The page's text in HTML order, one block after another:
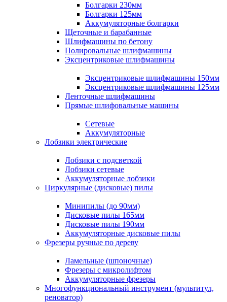
Болгарки 230мм
Болгарки 125мм
Аккумуляторные болгарки
Щеточные и барабанные
Шлифмашины по бетону
Полировальные шлифмашины
Эксцентриковые шлифмашины
Эксцентриковые шлифмашины 150мм
Эксцентриковые шлифмашины 125мм
Ленточные шлифмашины
Прямые шлифовальные машины
Сетевые
Аккумуляторные
Лобзики электрические
Лобзики с подсветкой
Лобзики сетевые
Аккумуляторные лобзики
Циркулярные (дисковые) пилы
Минипилы (до 90мм)
Дисковые пилы 165мм
Дисковые пилы 190мм
Аккумуляторные дисковые пилы
Фрезеры ручные по дереву
Ламельные (шпоночные)
Фрезеры с микролифтом
Аккумуляторные фрезеры
Многофункциональный инструмент (мультитул,
реноватор)